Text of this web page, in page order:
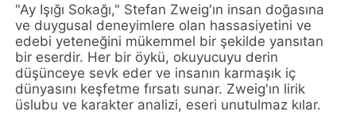
"Ay Işığı Sokağı," Stefan Zweig'ın insan doğasına
ve duygusal deneyimlere olan hassasiyetini ve
edebi yeteneğini mükemmel bir şekilde yansıtan
bir eserdir. Her bir öykü, okuyucuyu derin
düşünceye sevk eder ve insanın karmaşık iç
dünyasını keşfetme fırsatı sunar. Zweig'ın lirik
üslubu ve karakter analizi, eseri unutulmaz kılar.